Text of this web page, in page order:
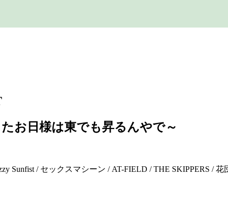
お日様は東でも昇るんやで～
Sunfist / セックスマシーン / AT-FIELD / THE SKIPPERS / 花